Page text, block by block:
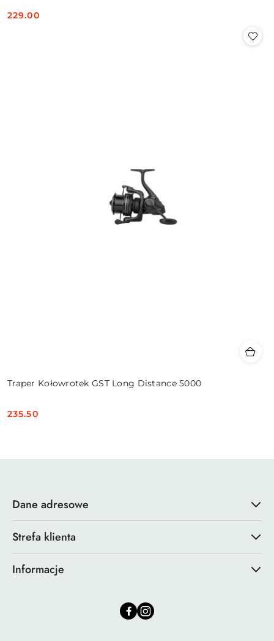
Cena:
229.00
Traper Kołowrotek GST Long Distance 5000
Cena:
235.50
Dane adresowe
Strefa klienta
Informacje